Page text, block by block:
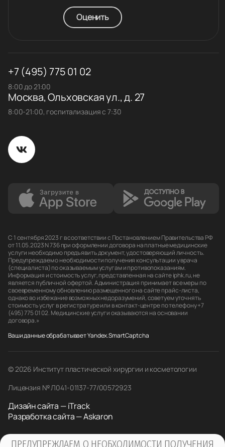
Оценить
+7 (495) 775 01 02
8:00 до 21:00
Москва, Ольховская ул., д. 27
8:00-21:00, госпитализация с 7:30
С 1 сентября 2023 г в соответствии с Постановлением Правительства РФ
от 11.05.2023 N 736 при оформлении договора на платные медицинские
услуги необходимо предъявить документ, удостоверяющий личность.
Предупреждаем о необходимости получения консультации у врача
(специалиста) по оказываемым услугам и противопоказаниям.
Информация и стоимость услуг, представленная на сайте iphk.ru, не
является публичной офертой. Администрация принимает все меры по
своевременному обновлению размещенного на сайте прайс-листа,
однако во избежание возможных недоразумений, советуем уточнять
стоимость услуг в регистратуре или в контакт-центре по телефону +7
(495) 775 01 02. Медицинские услуги оказываются на основании
договора.»
Ваши данные обрабатывает Yandex.SmartCaptcha
© 2026 Институт пластической хирургии и косметологии
Лицензия № Л041-01137-77/00572923
Дизайн сайта — iTrack
Разработка сайта — Askaron
ПРЕДУПРЕЖДАЕМ О НЕОБХОДИМОСТИ ПОЛУЧЕНИЯ